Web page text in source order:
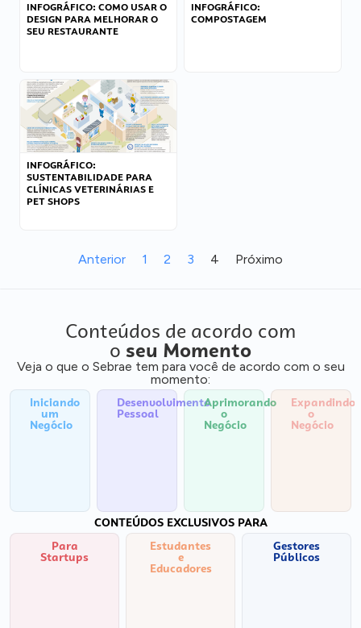
INFOGRÁFICO: COMO USAR O
DESIGN PARA MELHORAR O
SEU RESTAURANTE
INFOGRÁFICO:
COMPOSTAGEM
INFOGRÁFICO:
SUSTENTABILIDADE PARA
CLÍNICAS VETERINÁRIAS E
PET SHOPS
Anterior 1 2 3 4 Próximo
Conteúdos de acordo com
o seu Momento
Veja o que o Sebrae tem para você de acordo com o seu
momento:
Iniciando
um
Negócio
Desenvolvimento
Pessoal
Aprimorando
o
Negócio
Expandindo
o
Negócio
CONTEÚDOS EXCLUSIVOS PARA
Para
Startups
Estudantes
e
Educadores
Gestores
Públicos